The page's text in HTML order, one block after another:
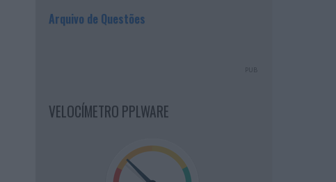
Arquivo de Questões
PUB
VELOCÍMETRO PPLWARE